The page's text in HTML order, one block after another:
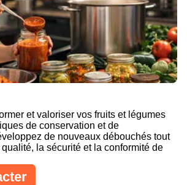
et valoriser vos fruits et légumes
de conservation et de
de nouveaux débouchés tout
la sécurité et la conformité de
Grossir
Info-bulles